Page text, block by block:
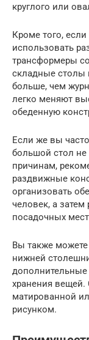
круглого или
Кроме того,
использовать
трансформеры
складные столы
больше, чем
легко меняют
обеденную
Если же вы
большой стол
причинам,
раздвижные
организовать
человек, а
посадочных
Вы также
нижней
хранения вещей.
матированной
рисунком.